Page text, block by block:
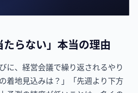
らない」本当の理由
に、経営会議で繰り返されるやり
着地見込みは？」「先週より下方